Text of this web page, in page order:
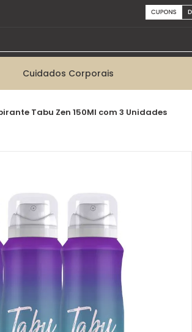
Cuidados Corporais
Tabu Zen 150Ml com 3 Unidades